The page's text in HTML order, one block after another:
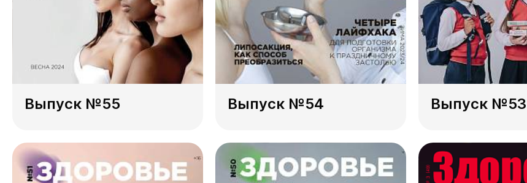
Выпуск №55 Выпуск №54 Выпуск №53